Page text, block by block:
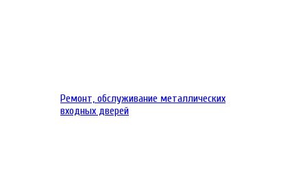
Ремонт, обслуживание металлических
входных дверей